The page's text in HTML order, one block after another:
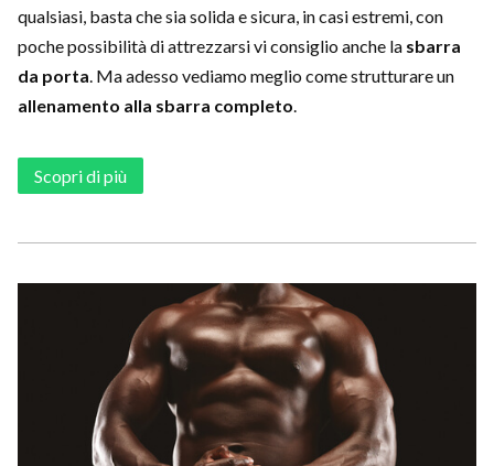
qualsiasi, basta che sia solida e sicura, in casi estremi, con
poche possibilità di attrezzarsi vi consiglio anche la sbarra
da porta. Ma adesso vediamo meglio come strutturare un
allenamento alla sbarra completo.
Scopri di più